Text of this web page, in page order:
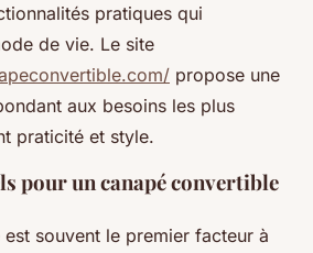
pratiques qui
de vie. Le site
propose une
aux besoins les plus
praticité et style.
pour un canapé convertible
souvent le premier facteur à